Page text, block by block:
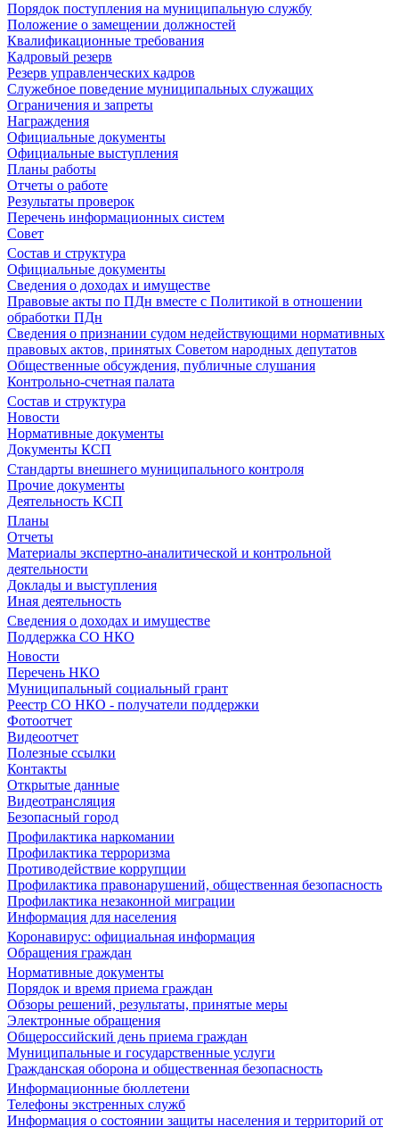
Порядок поступления на муниципальную службу
Положение о замещении должностей
Квалификационные требования
Кадровый резерв
Резерв управленческих кадров
Служебное поведение муниципальных служащих
Ограничения и запреты
Награждения
Официальные документы
Официальные выступления
Планы работы
Отчеты о работе
Результаты проверок
Перечень информационных систем
Совет
Состав и структура
Официальные документы
Сведения о доходах и имуществе
Правовые акты по ПДн вместе с Политикой в отношении
обработки ПДн
Сведения о признании судом недействующими нормативных
правовых актов, принятых Советом народных депутатов
Общественные обсуждения, публичные слушания
Контрольно-счетная палата
Состав и структура
Новости
Нормативные документы
Документы КСП
Стандарты внешнего муниципального контроля
Прочие документы
Деятельность КСП
Планы
Отчеты
Материалы экспертно-аналитической и контрольной
деятельности
Доклады и выступления
Иная деятельность
Сведения о доходах и имуществе
Поддержка СО НКО
Новости
Перечень НКО
Муниципальный социальный грант
Реестр СО НКО - получатели поддержки
Фотоотчет
Видеоотчет
Полезные ссылки
Контакты
Открытые данные
Видеотрансляция
Безопасный город
Профилактика наркомании
Профилактика терроризма
Противодействие коррупции
Профилактика правонарушений, общественная безопасность
Профилактика незаконной миграции
Информация для населения
Коронавирус: официальная информация
Обращения граждан
Нормативные документы
Порядок и время приема граждан
Обзоры решений, результаты, принятые меры
Электронные обращения
Общероссийский день приема граждан
Муниципальные и государственные услуги
Гражданская оборона и общественная безопасность
Информационные бюллетени
Телефоны экстренных служб
Информация о состоянии защиты населения и территорий от